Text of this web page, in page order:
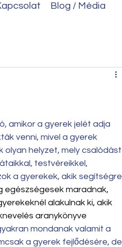
Blog / Média
amikor a gyerek jelét adja
venni, mivel a gyerek
olyan helyzet, mely csalódást
testvéreikkel,
a gyerekek, akik segítségre
egészségesek maradnak,
alakulnak ki, akik
aranykönyve
mondanak valamit a
a gyerek fejlődésére, de